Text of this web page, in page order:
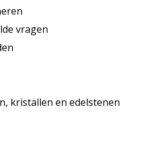
vragen
kristallen en edelstenen